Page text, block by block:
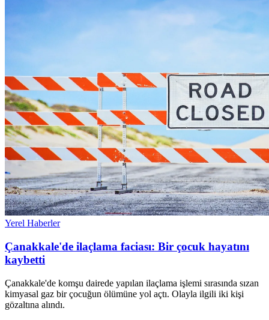
Yerel Haberler
Çanakkale'de ilaçlama faciası: Bir çocuk hayatını
kaybetti
Çanakkale'de komşu dairede yapılan ilaçlama işlemi sırasında sızan
kimyasal gaz bir çocuğun ölümüne yol açtı. Olayla ilgili iki kişi
gözaltına alındı.